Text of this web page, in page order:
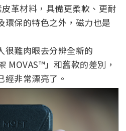
革材料，具備更柔軟、更耐
環保的特色之外，磁力也是
很難肉眼去分辨全新的
MOVAS™」和舊款的差別，
非常漂亮了。